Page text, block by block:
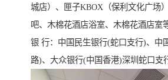
城店）、匣子KBOX（保利文化广场
吧、木棉花酒店浴室、木棉花酒店室
银 行：中国民生银行(蛇口支行)、中
路)、大众银行(中国香港)深圳蛇口支